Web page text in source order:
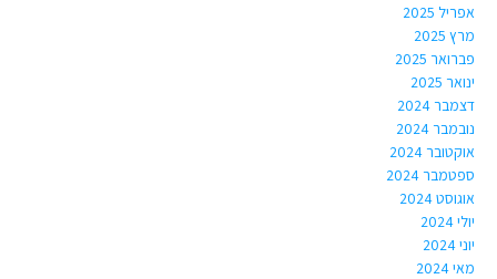
אפריל 2025
מרץ 2025
פברואר 2025
ינואר 2025
דצמבר 2024
נובמבר 2024
אוקטובר 2024
ספטמבר 2024
אוגוסט 2024
יולי 2024
יוני 2024
מאי 2024